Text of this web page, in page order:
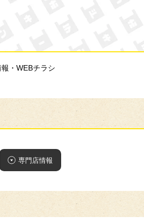
・WEBチラシ
専門店情報